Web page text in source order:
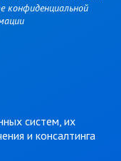
конфиденциальной
систем, их
и консалтинга